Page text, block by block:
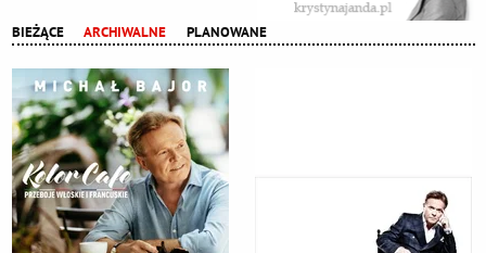
BIEŻĄCE ARCHIWALNE PLANOWANE